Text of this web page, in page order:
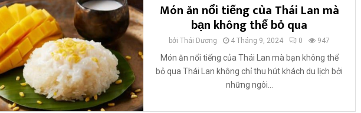
Món ăn nổi tiếng của Thái Lan mà
bạn không thể bỏ qua
bởi Thái Dương 4 Tháng 9, 2024 0 947
Món ăn nổi tiếng của Thái Lan mà bạn không thể
bỏ qua Thái Lan không chỉ thu hút khách du lịch bởi
những ngôi...